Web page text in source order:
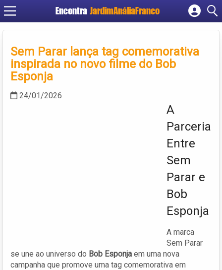
Encontra JardimAnáliaFranco
Cadastrar empresa
Criar conta
Sem Parar lança tag comemorativa
inspirada no novo filme do Bob
Esponja
24/01/2026
A
Parceria
Entre
Sem
Parar e
Bob
Esponja
A marca
Sem Parar
se une ao universo do Bob Esponja em uma nova
campanha que promove uma tag comemorativa em